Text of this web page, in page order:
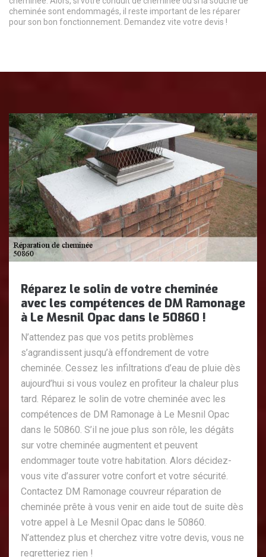
cheminée sont endommagés, il reste important de les réparer
pour son bon fonctionnement. Demandez vite votre devis !
Réparez le solin de votre cheminée
avec les compétences de DM Ramonage
à Le Mesnil Opac dans le 50860 !
N’attendez pas que vos petits problèmes
s’agrandissent jusqu’à effondrement de votre
cheminée. Cessez les infiltrations d’eau de pluie dès
aujourd’hui si vous voulez en profiteur la chaleur plus
tard. Réparez le solin de votre cheminée avec les
compétences de DM Ramonage à Le Mesnil Opac
dans le 50860. S’il ne joue plus son rôle, les dégâts
sur votre cheminée augmentent et peuvent
endommager toute votre habitation. Alors décidez-
vous vite d’assurer votre confort et votre sécurité.
Contactez DM Ramonage couvreur réparation de
cheminée prête à vous venir en aide tout de suite dès
votre appel à Le Mesnil Opac dans le 50860.
N’attendez plus et cherchez vitre votre devis, vous ne
regretteriez rien !